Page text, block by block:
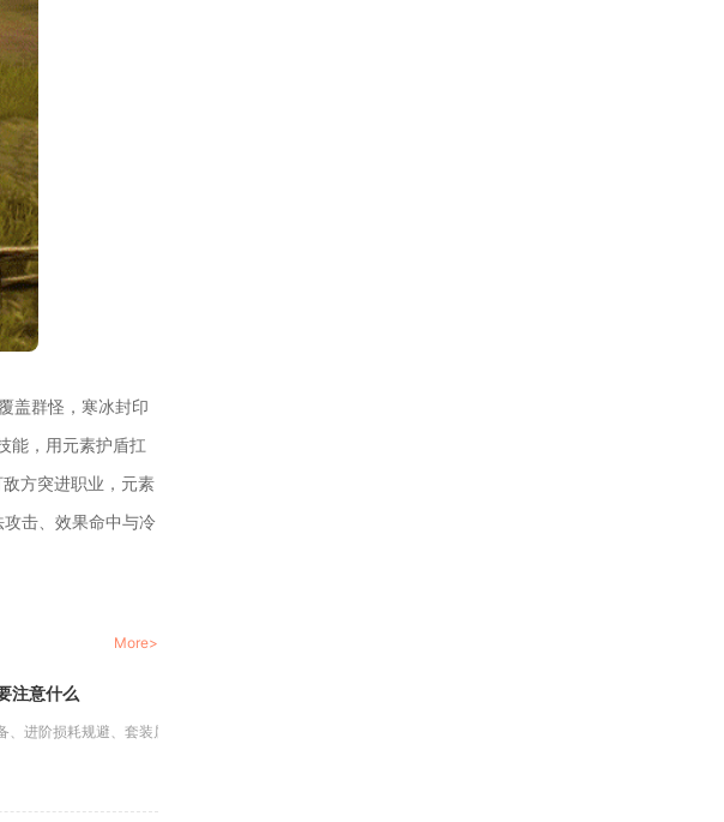
盖群怪，寒冰封印
能，用元素护盾扛
方突进职业，元素
击、效果命中与冷
More>
注意什么
进阶损耗规避、套装属性维持、...